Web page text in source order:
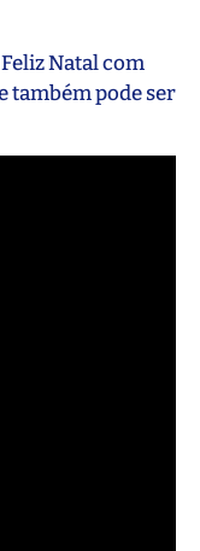
Natal com
também pode ser